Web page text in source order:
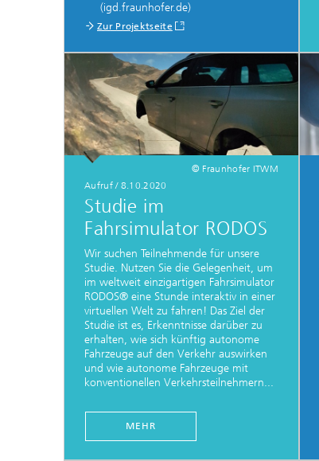
(igd.fraunhofer.de)
Zur Projektseite
© Fraunhofer ITWM
Aufruf/ 8.10.2020
Studie im
Fahrsimulator RODOS
Wir suchen Teilnehmende für unsere
Studie. Nutzen Sie die Gelegenheit, um
im weltweit einzigartigen Fahrsimulator
RODOS® eine Stunde interaktiv in einer
virtuellen Welt zu fahren! Das Ziel der
Studie ist es, Erkenntnisse darüber zu
erhalten, wie sich künftig autonome
Fahrzeuge auf den Verkehr auswirken
und wie autonome Fahrzeuge mit
konventionellen Verkehrsteilnehmern...
MEHR